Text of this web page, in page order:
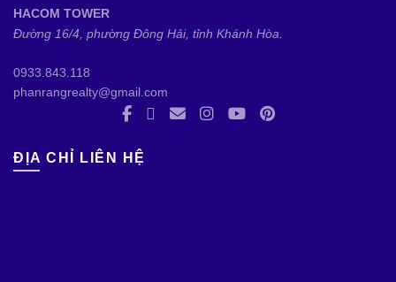
HACOM TOWER
Đường 16/4, phường Đông Hải, tỉnh Khánh Hòa.
0933.843.118
phanrangrealty@gmail.com
ĐỊA CHỈ LIÊN HỆ